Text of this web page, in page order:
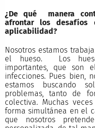
¿De qué manera
afrontar los desafíos
aplicabilidad?
Nosotros estamos
el hueso. Los
importantes, que son
infecciones. Pues bien,
estamos buscando
problemas, tanto de
colectiva. Muchas
forma simultánea en el
que nosotros